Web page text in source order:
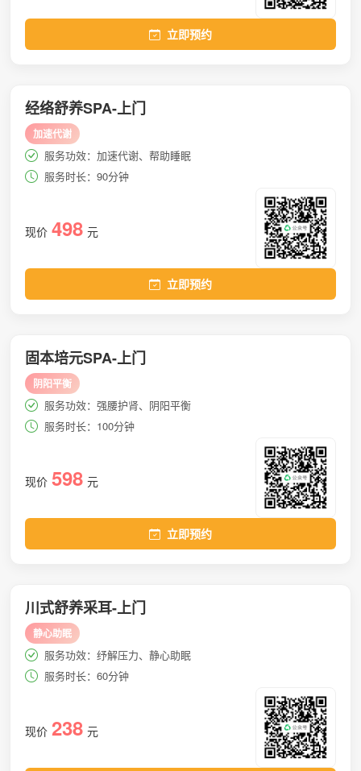
立即预约
经络舒养SPA-上门
加速代谢
服务功效：加速代谢、帮助睡眠
服务时长：90分钟
现价 498 元
立即预约
固本培元SPA-上门
阴阳平衡
服务功效：强腰护肾、阴阳平衡
服务时长：100分钟
现价 598 元
立即预约
川式舒养采耳-上门
静心助眠
服务功效：纾解压力、静心助眠
服务时长：60分钟
现价 238 元